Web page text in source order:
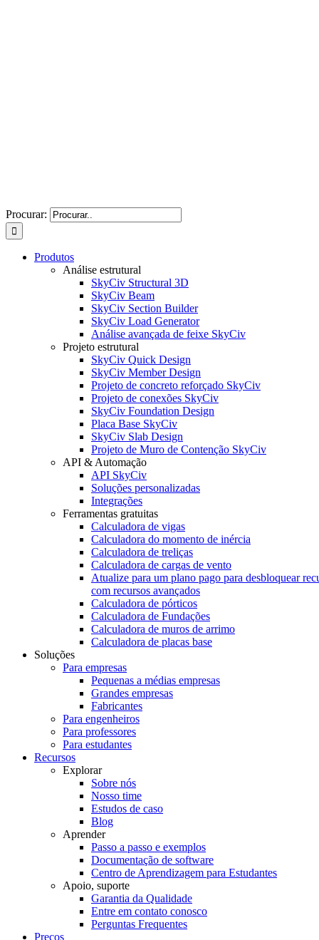
Procurar:
Produtos
Análise estrutural
SkyCiv Structural 3D
SkyCiv Beam
SkyCiv Section Builder
SkyCiv Load Generator
Análise avançada de feixe SkyCiv
Projeto estrutural
SkyCiv Quick Design
SkyCiv Member Design
Projeto de concreto reforçado SkyCiv
Projeto de conexões SkyCiv
SkyCiv Foundation Design
Placa Base SkyCiv
SkyCiv Slab Design
Projeto de Muro de Contenção SkyCiv
API & Automação
API SkyCiv
Soluções personalizadas
Integrações
Ferramentas gratuitas
Calculadora de vigas
Calculadora do momento de inércia
Calculadora de treliças
Calculadora de cargas de vento
Atualize para um plano pago para desbloquear
com recursos avançados
Calculadora de pórticos
Calculadora de Fundações
Calculadora de muros de arrimo
Calculadora de placas base
Soluções
Para empresas
Pequenas a médias empresas
Grandes empresas
Fabricantes
Para engenheiros
Para professores
Para estudantes
Recursos
Explorar
Sobre nós
Nosso time
Estudos de caso
Blog
Aprender
Passo a passo e exemplos
Documentação de software
Centro de Aprendizagem para Estudantes
Apoio, suporte
Garantia da Qualidade
Entre em contato conosco
Perguntas Frequentes
Preços